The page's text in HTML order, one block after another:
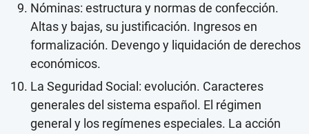
Nóminas: estructura y normas de confección.
Altas y bajas, su justificación. Ingresos en
formalización. Devengo y liquidación de derechos
económicos.
La Seguridad Social: evolución. Caracteres
generales del sistema español. El régimen
general y los regímenes especiales. La acción